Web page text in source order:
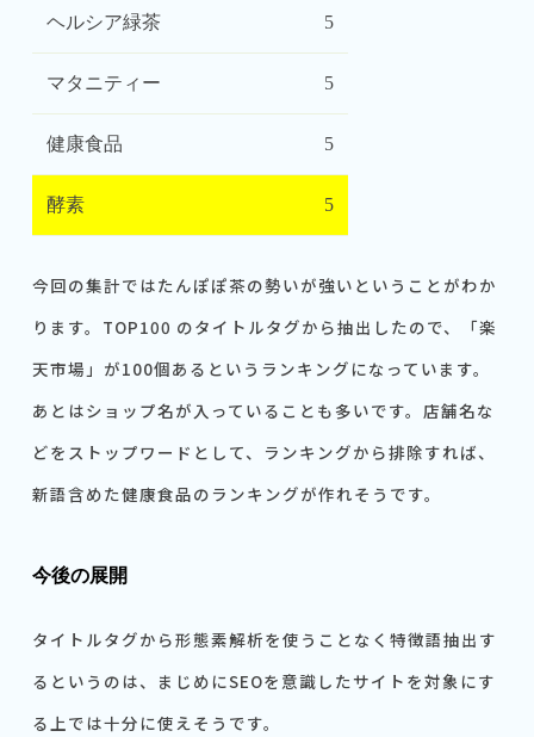
ヘルシア緑茶 5
マタニティー 5
健康食品 5
酵素 5
今回の集計ではたんぽぽ茶の勢いが強いということがわか
ります。TOP100 のタイトルタグから抽出したので、「楽
天市場」が100個あるというランキングになっています。
あとはショップ名が入っていることも多いです。店舗名な
どをストップワードとして、ランキングから排除すれば、
新語含めた健康食品のランキングが作れそうです。
今後の展開
タイトルタグから形態素解析を使うことなく特徴語抽出す
るというのは、まじめにSEOを意識したサイトを対象にす
る上では十分に使えそうです。